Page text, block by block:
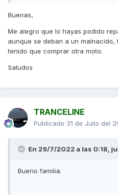
todo. Se acumulan vehículos y
Luego el del taller me
Superdink 300! es un modelo
encargo, pero sabrá Dios... La
Al final, 277 euros la gracia y 5
disuadir!!!
Buenas,
Me alegro que lo hayas podido
aunque se deban a un
tenido que comprar otra moto.
Saludos
TRANCELINE
Publicado 31 de Julio del
En 29/7/2022 a las 0:18,
Bueno familia.